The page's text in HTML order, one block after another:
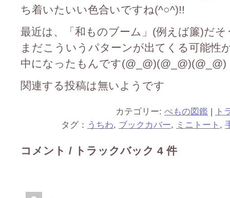
ち着いたいい色合いですね(^○^)!!
最近は、「和ものブーム」(例えば簾)だ
まだこういうパターンが出てくる可能性
中になったもんです(@_@)(@_@)(@_@)
関連する投稿は無いようです
カテゴリー: ぺもの図鑑 | ト
タグ： うちわ, ブックカバー, ミニトート ,
コメント / トラックバック 4 件